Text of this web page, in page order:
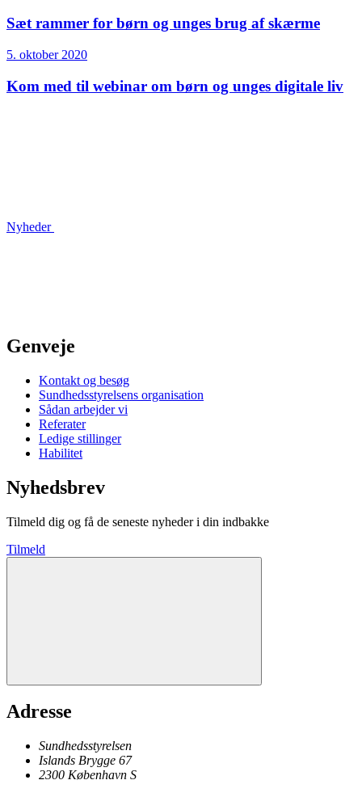
Sæt rammer for børn og unges brug af skærme
5. oktober 2020
Kom med til webinar om børn og unges digitale liv
Nyheder
Genveje
Kontakt og besøg
Sundhedsstyrelsens organisation
Sådan arbejder vi
Referater
Ledige stillinger
Habilitet
Nyhedsbrev
Tilmeld dig og få de seneste nyheder i din indbakke
Tilmeld
Adresse
Sundhedsstyrelsen
Islands Brygge 67
2300 København S